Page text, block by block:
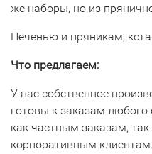
же наборы, но из
Печенью и пряникам,
Что предлагаем:
У нас собственное
готовы к заказам
как частным заказам,
корпоративным клиентам.